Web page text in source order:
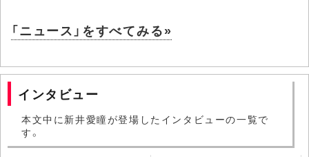
「ニュース」をすべてみる»
インタビュー
本文中に新井愛瞳が登場したインタビューの一覧で
す。